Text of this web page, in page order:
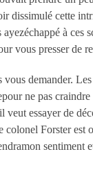
dissimulé cette
à
vous presser
demander.
ne pas
essayer de
colonel Forster
sentiment